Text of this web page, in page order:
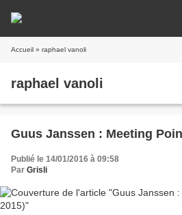
Accueil » raphael vanoli
raphael vanoli
Guus Janssen : Meeting
Publié le 14/01/2016 à 09:58
Par Grisli